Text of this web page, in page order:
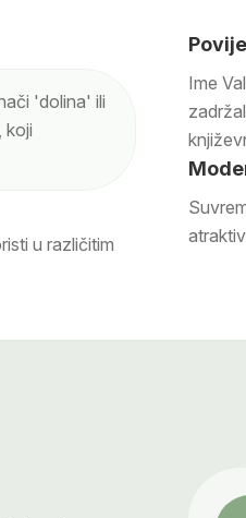
'dolina' ili
koji
u različitim
Ime